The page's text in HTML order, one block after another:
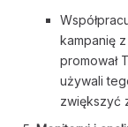
kampanię
promował
używali
zwiększyć